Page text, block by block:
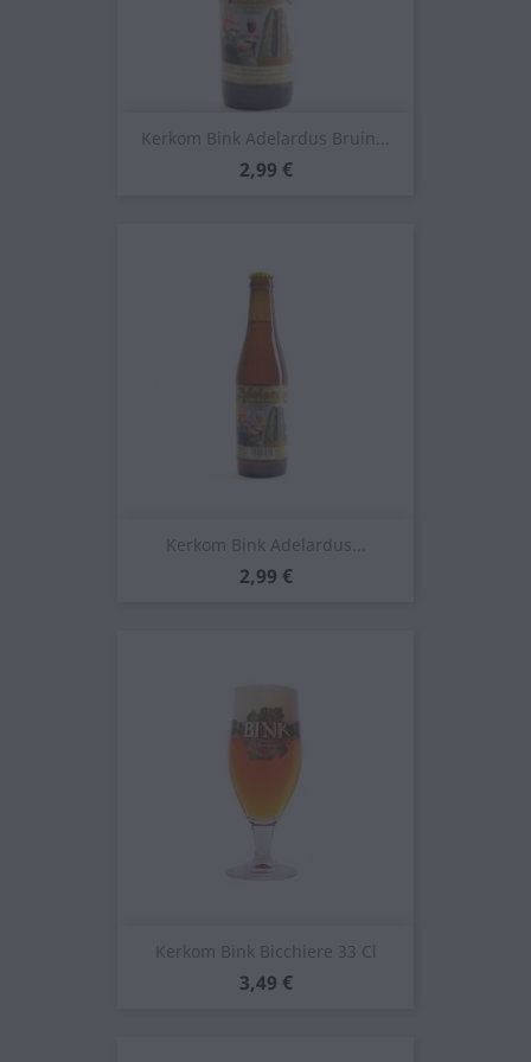
Kerkom Bink Adelardus Bruin...
Prezzo
2,99 €
Kerkom Bink Adelardus...
Prezzo
2,99 €
Kerkom Bink Bicchiere 33 Cl
Prezzo
3,49 €